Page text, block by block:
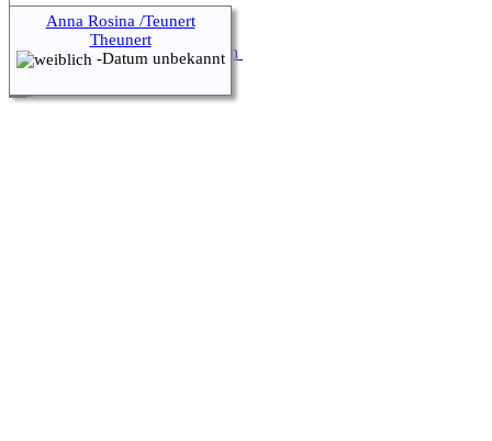
Anna Rosina /Teunert
Theunert
-Datum unbekannt
Hier geht es zum Impressum
Zur Desktop-Webseite wechseln